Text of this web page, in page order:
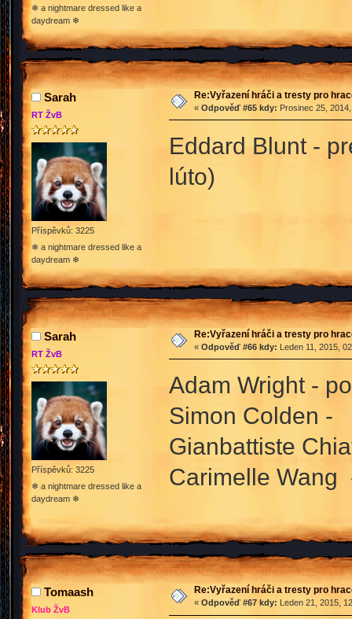
❄ a nightmare dressed like a
daydream ❄
Sarah
RT ŽvB
Příspěvků: 3225
❄ a nightmare dressed like a
daydream ❄
Re:Vyřazení hráči a tresty pro
« Odpověď #65 kdy: Prosinec 25,
Eddard Blunt -
lúto)
Sarah
RT ŽvB
Příspěvků: 3225
❄ a nightmare dressed like a
daydream ❄
Re:Vyřazení hráči a tresty pro
« Odpověď #66 kdy: Leden 11, 2015,
Adam Wright -
Simon Colden -
Gianbattiste
Carimelle Wang
Tomaash
Klub ŽvB
Re:Vyřazení hráči a tresty pro
« Odpověď #67 kdy: Leden 21, 2015,